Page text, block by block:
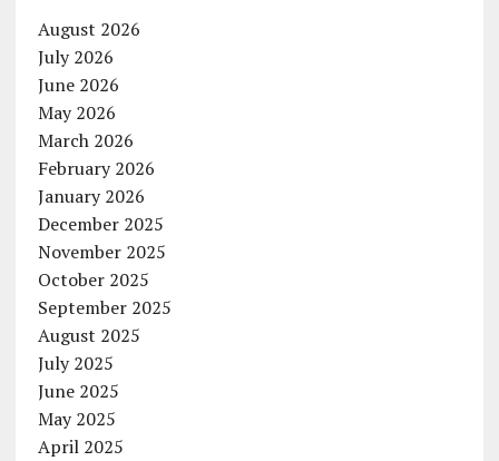
August 2026
July 2026
June 2026
May 2026
March 2026
February 2026
January 2026
December 2025
November 2025
October 2025
September 2025
August 2025
July 2025
June 2025
May 2025
April 2025